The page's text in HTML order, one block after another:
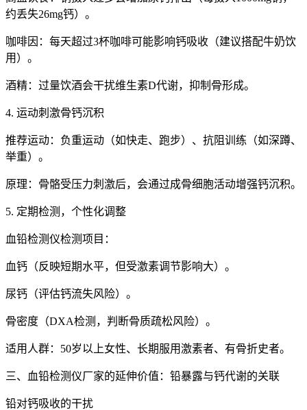
约丢失26mg钙）。
咖啡因：每天超过3杯咖啡可能影响钙吸收（建议搭配牛奶饮
用）。
酒精：过量饮酒会干扰维生素D代谢，抑制骨形成。
4. 运动刺激骨钙沉积
推荐运动：负重运动（如快走、跑步）、抗阻训练（如深蹲、
举重）。
原理：骨骼受压力刺激后，会通过成骨细胞活动增强钙沉积。
5. 定期检测，个性化调整
血铅检测仪检测项目：
血钙（反映短期水平，但受激素调节影响大）。
尿钙（评估钙流失风险）。
骨密度（DXA检测，判断骨质疏松风险）。
适用人群：50岁以上女性、长期服用激素者、有骨折史者。
三、血铅检测仪厂家的延伸价值：铅暴露与钙代谢的关联
铅对钙吸收的干扰